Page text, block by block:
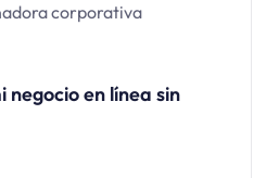
corporativa
negocio en línea sin